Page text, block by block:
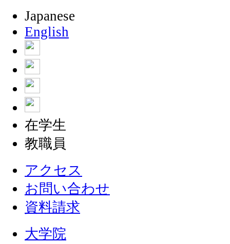
Japanese
English
在学生
教職員
アクセス
お問い合わせ
資料請求
大学院